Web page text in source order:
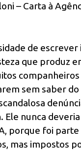
– Carta à
de
que produz
sem saber
Ele nunca
porque foi
mas impostos